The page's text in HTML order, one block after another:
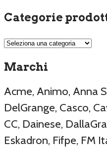
Categorie
Marchi
Acme, Animo, Anna
DelGrange, Casco,
CC, Dainese,
Eskadron, Fifpe, FM